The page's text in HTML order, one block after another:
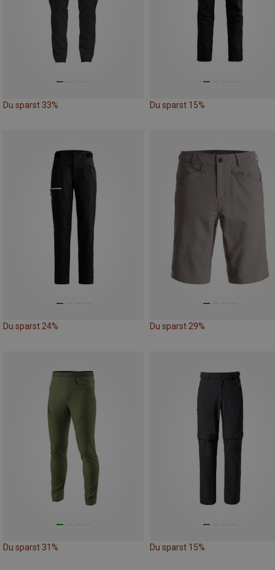
Du sparst 33% Du sparst 15%
Du sparst 24% Du sparst 29%
Du sparst 31% Du sparst 15%